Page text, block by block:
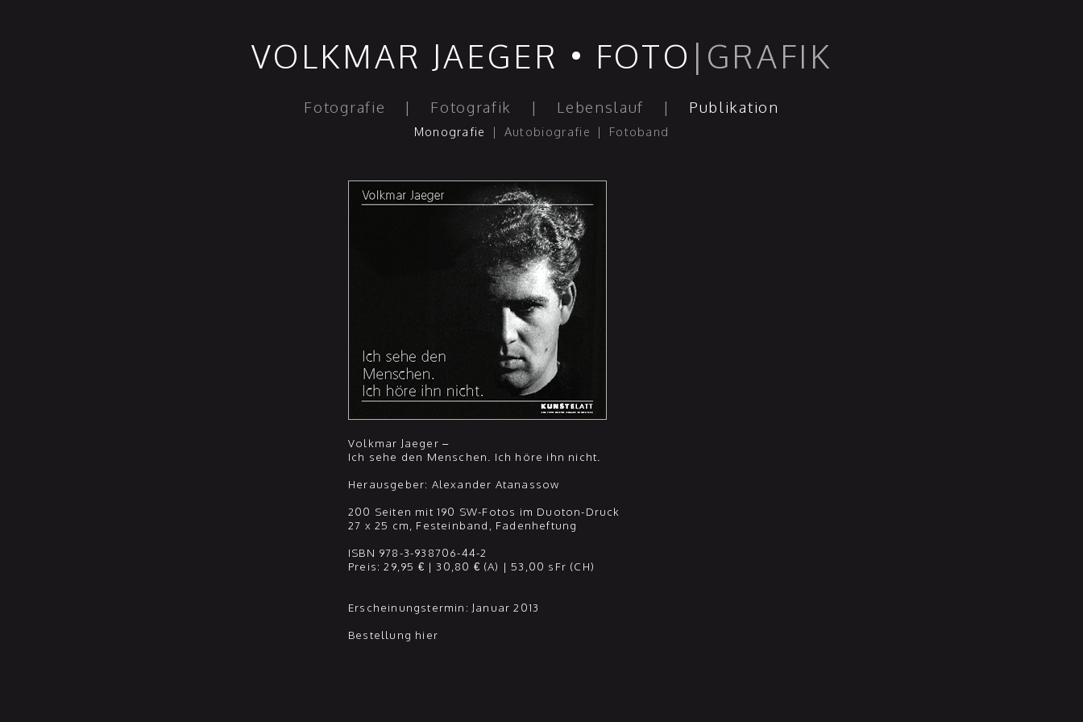
VOLKMAR JAEGER • FOTO |GRAFIK
Fotografie | Fotografik | Lebenslauf | Publikation
Monografie | Autobiografie | Fotoband
Volkmar Jaeger –
Ich sehe den Menschen. Ich höre ihn nicht.
Herausgeber: Alexander Atanassow
200 Seiten mit 190 SW-Fotos im Duoton-Druck
27 x 25 cm, Festeinband, Fadenheftung
ISBN 978-3-938706-44-2
Preis: 29,95 € | 30,80 € (A) | 53,00 sFr (CH)
Erscheinungstermin: Januar 2013
Bestellung hier